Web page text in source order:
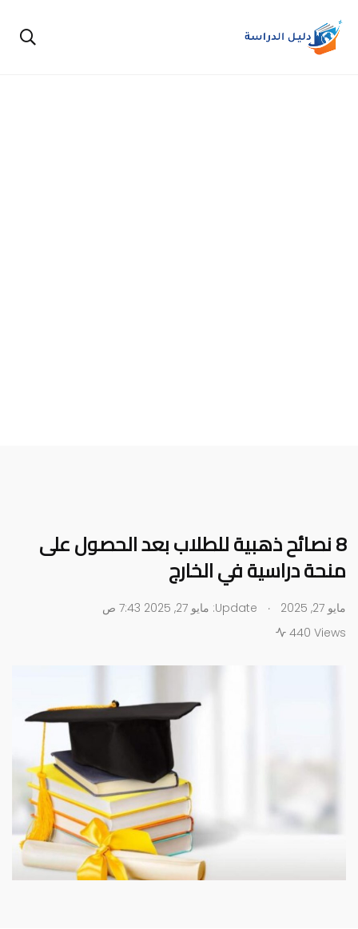
8 نصائح ذهبية للطلاب بعد الحصول على
منحة دراسية في الخارج
مايو 27, 2025 .
440 Views